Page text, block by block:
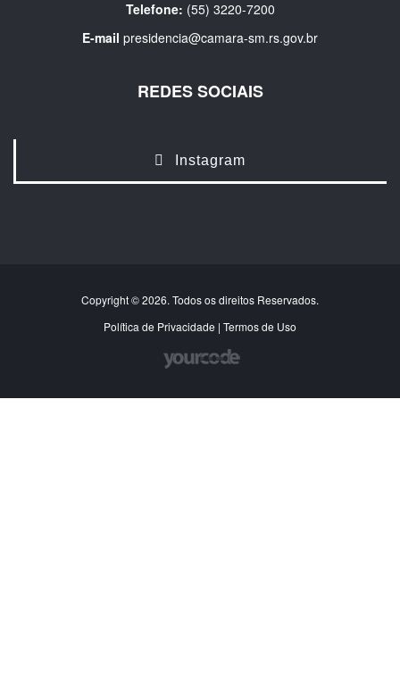
Telefone: (55) 3220-7200
E-mail presidencia@camara-sm.rs.gov.br
REDES SOCIAIS
Instagram
Copyright © 2026. Todos os direitos Reservados.
Política de Privacidade | Termos de Uso